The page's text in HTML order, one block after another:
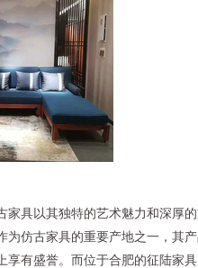
家具以其独特的艺术魅力和深厚
为仿古家具的重要产地之一，其
享有盛誉。而位于合肥的征陆家